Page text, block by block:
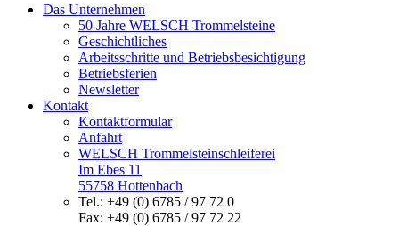
Das Unternehmen
50 Jahre WELSCH Trommelsteine
Geschichtliches
Arbeitsschritte und Betriebsbesichtigung
Betriebsferien
Newsletter
Kontakt
Kontaktformular
Anfahrt
WELSCH Trommelsteinschleiferei
Im Ebes 11
55758 Hottenbach
Tel.: +49 (0) 6785 / 97 72 0
Fax: +49 (0) 6785 / 97 72 22